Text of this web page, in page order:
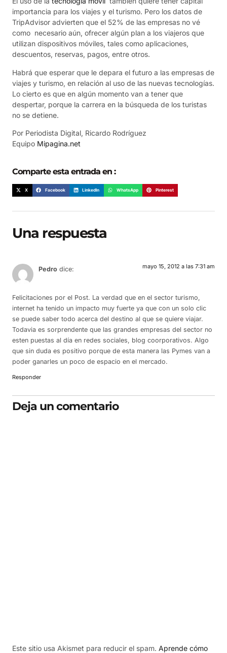
importancia para los viajes y el turismo. Pero los datos de
TripAdvisor advierten que el 52% de las empresas no vé
como necesario aún, ofrecer algún plan a los viajeros que
utilizan dispositivos móviles, tales como aplicaciones,
descuentos, reservas, pagos, entre otros.
Habrá que esperar que le depara el futuro a las empresas de
viajes y turismo, en relación al uso de las nuevas tecnologías.
Lo cierto es que en algún momento van a tener que
despertar, porque la carrera en la búsqueda de los turistas
no se detiene.
Por Periodista Digital, Ricardo Rodríguez
Equipo Mipagina.net
Comparte esta entrada en :
X Facebook LinkedIn WhatsApp Pinterest
Una respuesta
Pedro dice: mayo 15, 2012 a las 7:31 am
Felicitaciones por el Post. La verdad que en el sector turismo,
internet ha tenido un impacto muy fuerte ya que con un solo clic
se puede saber todo acerca del destino al que se quiere viajar.
Todavia es sorprendente que las grandes empresas del sector no
esten puestas al día en redes sociales, blog coorporativos. Algo
que sin duda es positivo porque de esta manera las Pymes van a
poder ganarles un poco de espacio en el mercado.
Responder
Deja un comentario
Este sitio usa Akismet para reducir el spam. Aprende cómo